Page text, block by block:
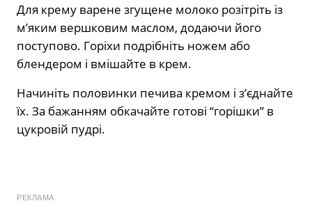
Для крему варене згущене молоко розітріть із
м’яким вершковим маслом, додаючи його
поступово. Горіхи подрібніть ножем або
блендером і вмішайте в крем.
Начиніть половинки печива кремом і з’єднайте
їх. За бажанням обкачайте готові “горішки” в
цукровій пудрі.
РЕКЛАМА